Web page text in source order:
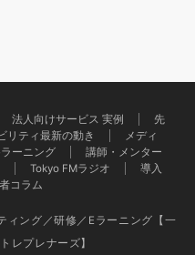
法人向けサービス 実例
先
リティ最新の動き
メディ
ーニング
講師・メンター
Tokyo FMラジオ
導入
コラム
ィング／研修／Eラーニング【一
レプレナーズ】